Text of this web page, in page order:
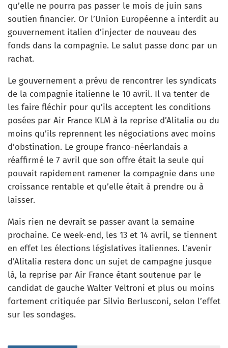
qu’elle ne pourra pas passer le mois de juin sans
soutien financier. Or l’Union Européenne a interdit au
gouvernement italien d’injecter de nouveau des
fonds dans la compagnie. Le salut passe donc par un
rachat.
Le gouvernement a prévu de rencontrer les syndicats
de la compagnie italienne le 10 avril. Il va tenter de
les faire fléchir pour qu’ils acceptent les conditions
posées par Air France KLM à la reprise d’Alitalia ou du
moins qu’ils reprennent les négociations avec moins
d’obstination. Le groupe franco-néerlandais a
réaffirmé le 7 avril que son offre était la seule qui
pouvait rapidement ramener la compagnie dans une
croissance rentable et qu’elle était à prendre ou à
laisser.
Mais rien ne devrait se passer avant la semaine
prochaine. Ce week-end, les 13 et 14 avril, se tiennent
en effet les élections législatives italiennes. L’avenir
d’Alitalia restera donc un sujet de campagne jusque
là, la reprise par Air France étant soutenue par le
candidat de gauche Walter Veltroni et plus ou moins
fortement critiquée par Silvio Berlusconi, selon l’effet
sur les sondages.